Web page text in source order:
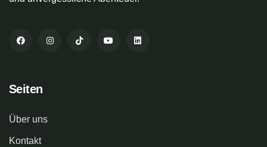
Seiten
Über uns
Kontakt